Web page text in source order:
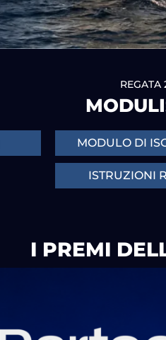
REGATA
MODULO DI
ISTRUZIONI
I PREMI